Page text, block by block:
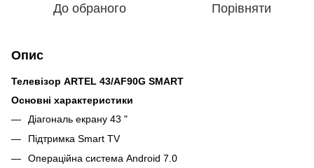
До обраного Порівняти
Опис
Телевізор ARTEL 43/AF90G SMART
Основні характеристики
Діагональ екрану 43 "
Підтримка Smart TV
Операційна система Android 7.0